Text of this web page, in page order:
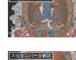
スッタニパータ解説